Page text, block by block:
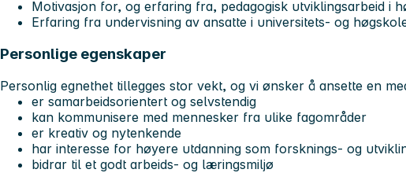
Motivasjon for, og erfaring fra, pedagogisk utviklingsarbeid i
Erfaring fra undervisning av ansatte i universitets- og
Personlige egenskaper
Personlig egnethet tillegges stor vekt, og vi ønsker å ansette en
er samarbeidsorientert og selvstendig
kan kommunisere med mennesker fra ulike fagområder
er kreativ og nytenkende
har interesse for høyere utdanning som forsknings- og
bidrar til et godt arbeids- og læringsmiljø